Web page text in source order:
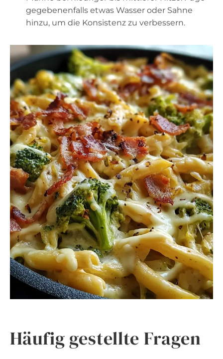
gegebenenfalls etwas Wasser oder Sahne
hinzu, um die Konsistenz zu verbessern.
Häufig gestellte Fragen